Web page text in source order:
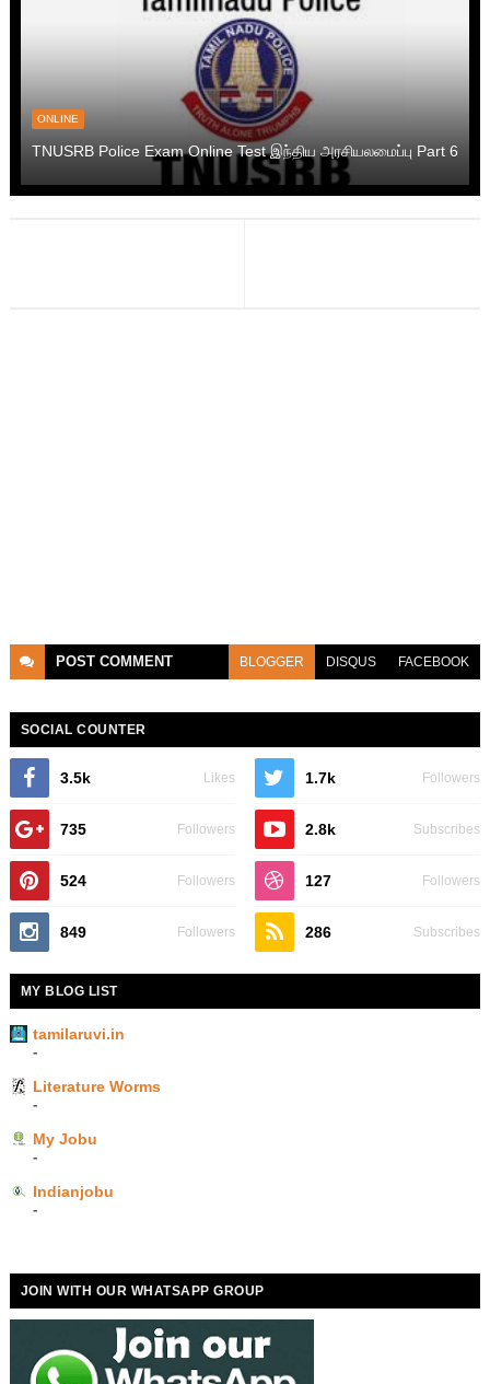
ONLINE
TNUSRB Police Exam Online Test இந்திய அரசியலமைப்பு Part 6
POST COMMENT BLOGGER DISQUS FACEBOOK
SOCIAL COUNTER
3.5k Likes 1.7k Followers
735 Followers 2.8k Subscribes
524 Followers 127 Followers
849 Followers 286 Subscribes
MY BLOG LIST
tamilaruvi.in
-
Literature Worms
-
My Jobu
-
Indianjobu
-
JOIN WITH OUR WHATSAPP GROUP